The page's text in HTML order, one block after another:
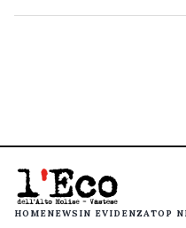
HOMENEWS IN EVIDENZATOP